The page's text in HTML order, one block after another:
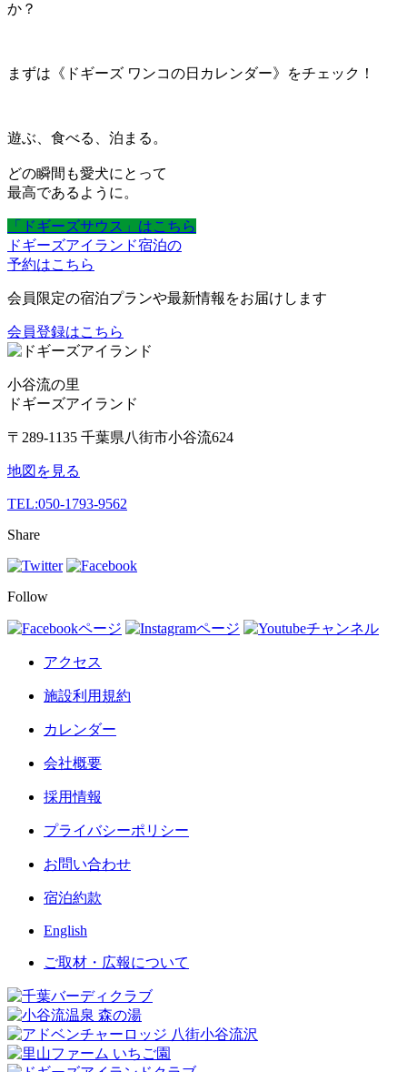
か？
まずは《ドギーズ ワンコの日カレンダー》をチェック！
遊ぶ、食べる、泊まる。
どの瞬間も愛犬にとって
最高であるように。
「ドギーズサウス」はこちら
ドギーズアイランド宿泊の
予約はこちら
会員限定の宿泊プランや最新情報をお届けします
会員登録はこちら
小谷流の里
ドギーズアイランド
〒289-1135 千葉県八街市小谷流624
地図を見る
TEL:050-1793-9562
Share
Follow
アクセス
施設利用規約
カレンダー
会社概要
採用情報
プライバシーポリシー
お問い合わせ
宿泊約款
English
ご取材・広報について